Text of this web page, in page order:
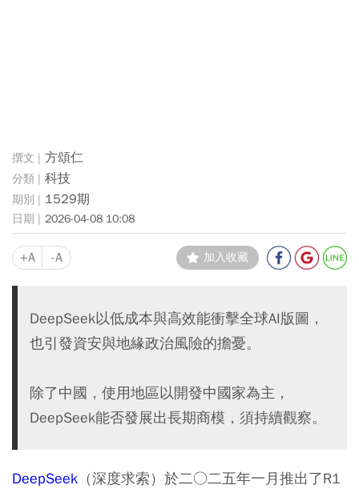
方頌仁
科技
1529期
2026-04-08 10:08
+A -A 加入收藏
DeepSeek以低成本與高效能衝擊全球AI版圖，
也引發資安與地緣政治風險的擔憂。
除了中國，使用地區以開發中國家為主，
DeepSeek能否發展出長期商模，須持續觀察。
DeepSeek （深度求索）於二○二五年一月推出了R1